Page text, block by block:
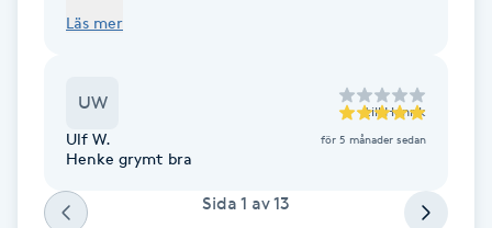
Fotvård
Men man känner att kroppen mår bra efteråt.
Läs mer
UW till Henrik
Ulf W. för 5 månader sedan
Henke grymt bra
Sida 1 av13